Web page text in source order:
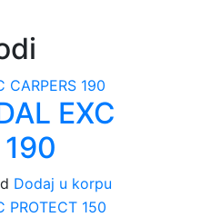
EXC
190
Dodaj u korpu